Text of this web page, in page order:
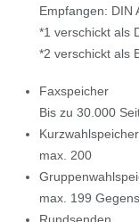
Empfangen: DIN
*1 verschickt als
*2 verschickt als
Faxspeicher
Bis zu 30.000
Kurzwahlspeicher
max. 200
max. 199
Rundsenden